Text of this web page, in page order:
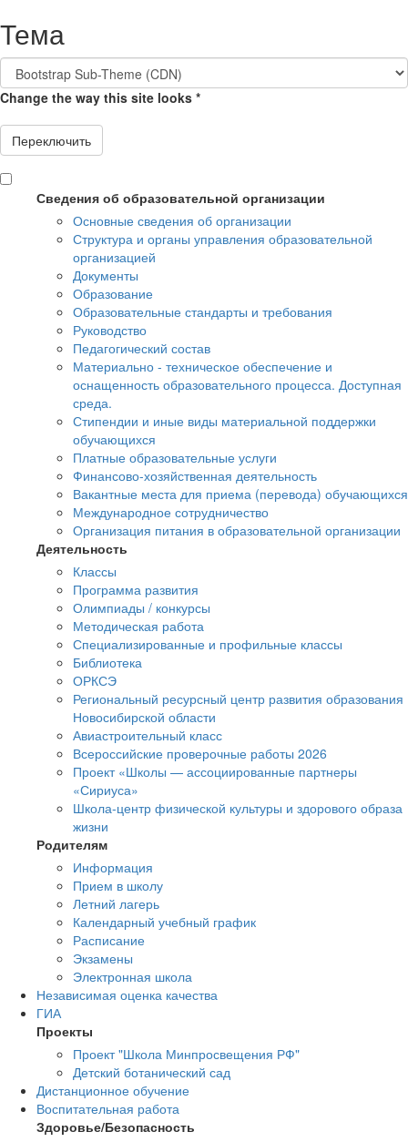
Тема
Change the way this site looks *
Переключить
Сведения об образовательной организации
Основные сведения об организации
Структура и органы управления образовательной
организацией
Документы
Образование
Образовательные стандарты и требования
Руководство
Педагогический состав
Материально - техническое обеспечение и
оснащенность образовательного процесса. Доступная
среда.
Стипендии и иные виды материальной поддержки
обучающихся
Платные образовательные услуги
Финансово-хозяйственная деятельность
Вакантные места для приема (перевода) обучающихся
Международное сотрудничество
Организация питания в образовательной организации
Деятельность
Классы
Программа развития
Олимпиады / конкурсы
Методическая работа
Специализированные и профильные классы
Библиотека
ОРКСЭ
Региональный ресурсный центр развития образования
Новосибирской области
Авиастроительный класс
Всероссийские проверочные работы 2026
Проект «Школы — ассоциированные партнеры
«Сириуса»
Школа-центр физической культуры и здорового образа
жизни
Родителям
Информация
Прием в школу
Летний лагерь
Календарный учебный график
Расписание
Экзамены
Электронная школа
Независимая оценка качества
ГИА
Проекты
Проект "Школа Минпросвещения РФ"
Детский ботанический сад
Дистанционное обучение
Воспитательная работа
Здоровье/Безопасность